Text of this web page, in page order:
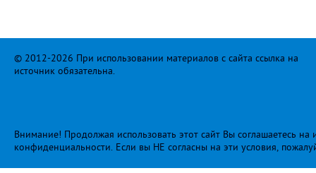
© 2012-2026 При использовании материалов с сайта ссылка на
источник обязательна.
Внимание! Продолжая использовать этот сайт Вы соглашаетесь
конфиденциальности. Если вы НЕ согласны на эти условия,